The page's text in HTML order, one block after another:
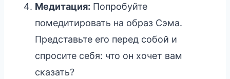
Медитация: Попробуйте
помедитировать на образ Сэма.
Представьте его перед собой и
спросите себя: что он хочет вам
сказать?